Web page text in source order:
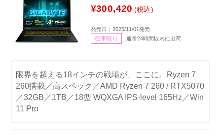
Pro /AMD Ryzen 7 /メモリ：32GB /S
SD：1TB /英語版キーボード］
¥300,420 (税込)
発売日：2025/11/01発売
在庫限り 通常24時間以内に出荷
限界を超える18インチの戦場が、ここに。Ryzen 7
260搭載／高スペック／AMD Ryzen 7 260 / RTX5070
／32GB／1TB／18型 WQXGA IPS-level 165Hz／Win
11 Pro